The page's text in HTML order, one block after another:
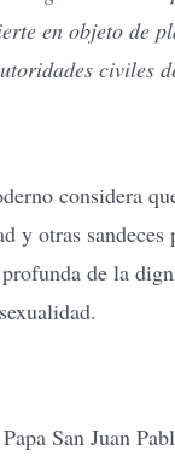
en objeto de
civiles
considera
y otras
de la
San Juan